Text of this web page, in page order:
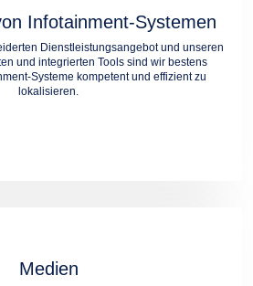
Infotainment-Systemen
Dienstleistungsangebot und unseren
und integrierten Tools sind wir bestens
Systeme kompetent und effizient zu
lokalisieren.
Medien